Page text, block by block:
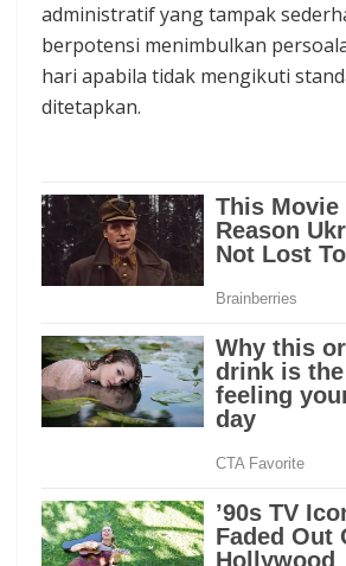
administratif yang tampak
berpotensi menimbulkan
hari apabila tidak mengikuti
ditetapkan.